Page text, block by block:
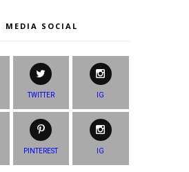
MEDIA SOCIAL
TWITTER IG
PINTEREST IG